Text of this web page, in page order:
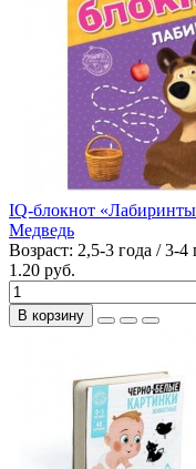
IQ-блокнот
Медведь
Возраст: 2,5-3 года / 3-4
1.20 руб.
В корзину